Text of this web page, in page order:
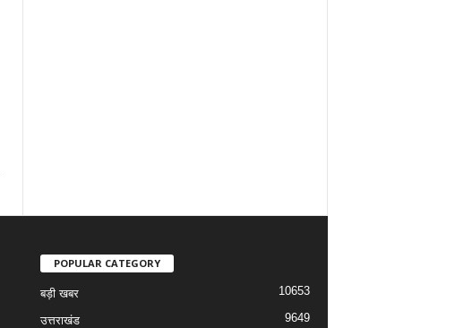
POPULAR CATEGORY
बड़ी खबर 10653
उत्तराखंड 9649